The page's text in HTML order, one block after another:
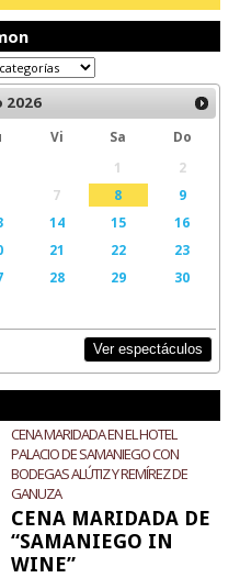
2026
Vi Sa
Do
1
2
7 8
9
14 15
16
21 22
23
28 29
30
Ver espectáculos
CENA MARIDADA EN EL HOTEL
PALACIO DE SAMANIEGO CON
BODEGAS ALÚTIZ Y REMÍREZ DE
GANUZA
CENA MARIDADA DE
“SAMANIEGO IN
WINE”